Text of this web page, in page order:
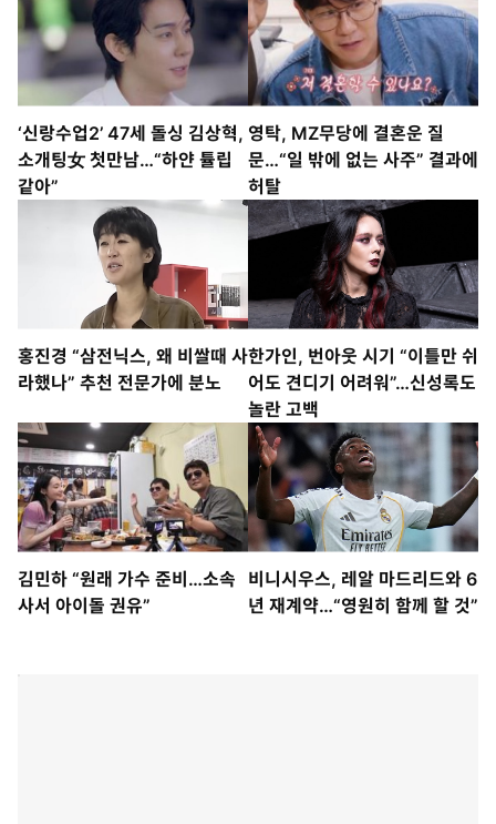
‘신랑수업2’ 47세 돌싱 김상혁,
소개팅女 첫만남…“하얀 튤립
같아”
영탁, MZ무당에 결혼운 질
문…“일 밖에 없는 사주” 결과에
허탈
홍진경 “삼전닉스, 왜 비쌀때 사
라했나” 추천 전문가에 분노
한가인, 번아웃 시기 “이틀만 쉬
어도 견디기 어려워”…신성록도
놀란 고백
김민하 “원래 가수 준비…소속
사서 아이돌 권유”
비니시우스, 레알 마드리드와 6
년 재계약…“영원히 함께 할 것”